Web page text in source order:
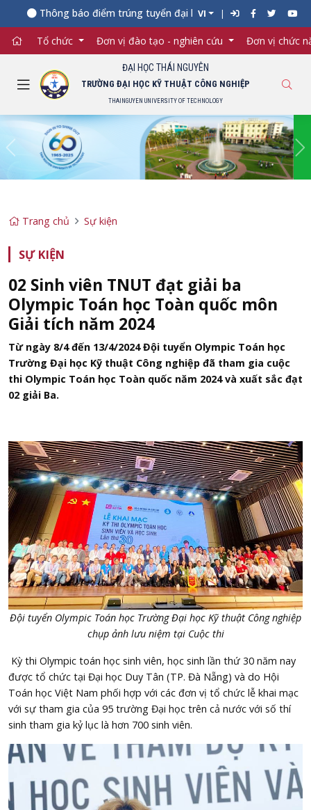
Thông báo điểm trúng tuyển đại học chính quy năm 2026
VI
Tổ chức Đơn vị đào tạo - nghiên cứu Đơn vị chức
ĐẠI HỌC THÁI NGUYÊN
TRƯỜNG ĐẠI HỌC KỸ THUẬT CÔNG NGHIỆP
THAINGUYEN UNIVERSITY OF TECHNOLOGY
Previous
Trang chủ Sự kiện
SỰ KIỆN
02 Sinh viên TNUT đạt giải ba
Olympic Toán học Toàn quốc môn
Giải tích năm 2024
Từ ngày 8/4 đến 13/4/2024 Đội tuyển Olympic Toán học
Trường Đại học Kỹ thuật Công nghiệp đã tham gia cuộc
thi Olympic Toán học Toàn quốc năm 2024 và xuất sắc đạt
02 giải Ba.
Đội tuyển Olympic Toán học TrườngĐại học Kỹthuật Công nghiệp
chụp ảnh lưu niệm tại Cuộc thi
Kỳ thi Olympic toán học sinh viên, học sinh lần thứ 30 năm nay
được tổ chức tại Đại học Duy Tân (TP. Đà Nẵng) và do Hội
Toán học Việt Nam phối hợp với các đơn vị tổ chức lễ khai mạc
với sự tham gia của 95 trường Đại học trên cả nước với số thí
sinh tham gia kỷ lục là hơn 700 sinh viên.